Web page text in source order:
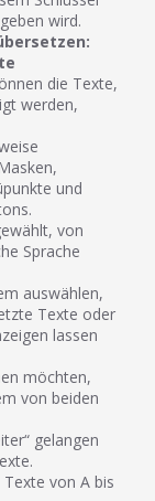
wird.
die Texte,
werden,
und
von
Sprache
auswählen,
Texte oder
lassen
möchten,
von beiden
gelangen
von A bis